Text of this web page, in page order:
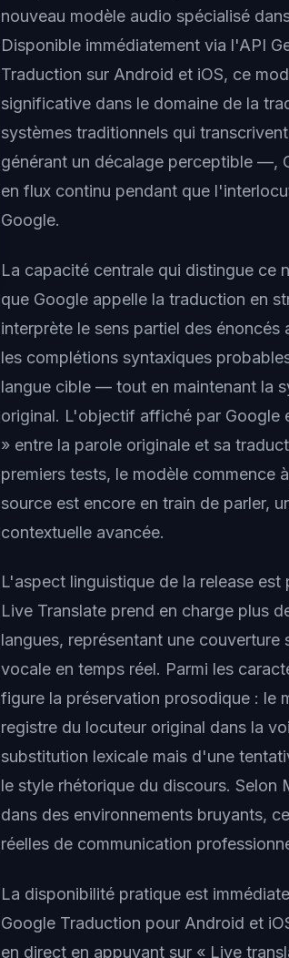
nouveau modèle audio spécialisé
Disponible immédiatement via l'API
Traduction sur Android et iOS, ce
significative dans le domaine de la
systèmes traditionnels qui
générant un décalage perceptible —,
en flux continu pendant que
Google.
La capacité centrale qui distingue ce
que Google appelle la traduction en
interprète le sens partiel des
les complétions syntaxiques
langue cible — tout en maintenant la
original. L'objectif affiché par Google
» entre la parole originale et sa
premiers tests, le modèle commence
source est encore en train de parler,
contextuelle avancée.
L'aspect linguistique de la release
Live Translate prend en charge plus
langues, représentant une
vocale en temps réel. Parmi les
figure la préservation prosodique : le
registre du locuteur original dans la
substitution lexicale mais d'une
le style rhétorique du discours. Selon
dans des environnements bruyants,
réelles de communication
La disponibilité pratique est
Google Traduction pour Android et
en direct en appuyant sur « Live